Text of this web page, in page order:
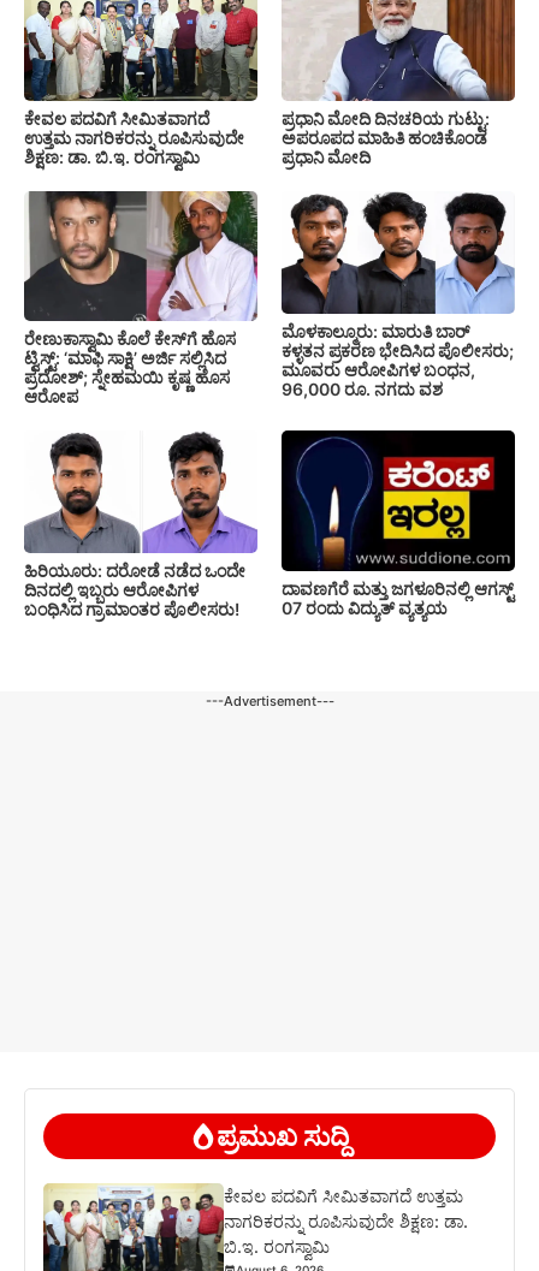
ಕೇವಲ ಪದವಿಗೆ ಸೀಮಿತವಾಗದೆ
ಉತ್ತಮ ನಾಗರಿಕರನ್ನು ರೂಪಿಸುವುದೇ
ಶಿಕ್ಷಣ: ಡಾ. ಬಿ.ಇ. ರಂಗಸ್ವಾಮಿ
ಪ್ರಧಾನಿ ಮೋದಿ ದಿನಚರಿಯ ಗುಟ್ಟು:
ಅಪರೂಪದ ಮಾಹಿತಿ ಹಂಚಿಕೊಂಡ
ಪ್ರಧಾನಿ ಮೋದಿ
ರೇಣುಕಾಸ್ವಾಮಿ ಕೊಲೆ ಕೇಸ್‌ಗೆ ಹೊಸ
ಟ್ವಿಸ್ಟ್: ‘ಮಾಫಿ ಸಾಕ್ಷಿ’ ಅರ್ಜಿ ಸಲ್ಲಿಸಿದ
ಪ್ರದೋಶ್; ಸ್ನೇಹಮಯಿ ಕೃಷ್ಣ ಹೊಸ
ಆರೋಪ
ಮೊಳಕಾಲ್ಮೂರು: ಮಾರುತಿ ಬಾರ್
ಕಳ್ಳತನ ಪ್ರಕರಣ ಭೇದಿಸಿದ ಪೊಲೀಸರು;
ಮೂವರು ಆರೋಪಿಗಳ ಬಂಧನ,
96,000 ರೂ. ನಗದು ವಶ
ಹಿರಿಯೂರು: ದರೋಡೆ ನಡೆದ ಒಂದೇ
ದಿನದಲ್ಲಿ ಇಬ್ಬರು ಆರೋಪಿಗಳ
ಬಂಧಿಸಿದ ಗ್ರಾಮಾಂತರ ಪೊಲೀಸರು!
ದಾವಣಗೆರೆ ಮತ್ತು ಜಗಳೂರಿನಲ್ಲಿ ಆಗಸ್ಟ್
07 ರಂದು ವಿದ್ಯುತ್ ವ್ಯತ್ಯಯ
---Advertisement---
ಪ್ರಮುಖ ಸುದ್ದಿ
ಕೇವಲ ಪದವಿಗೆ ಸೀಮಿತವಾಗದೆ ಉತ್ತಮ
ನಾಗರಿಕರನ್ನು ರೂಪಿಸುವುದೇ ಶಿಕ್ಷಣ: ಡಾ.
ಬಿ.ಇ. ರಂಗಸ್ವಾಮಿ